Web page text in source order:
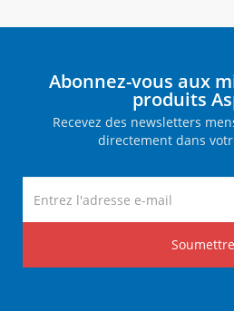
Abonnez-vous aux
produits
Recevez des newsletters
directement dans
Soumettre